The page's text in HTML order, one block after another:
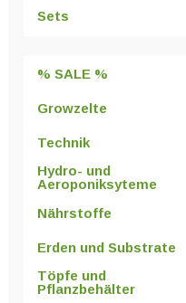
Sets
% SALE %
Growzelte
Technik
Hydro- und
Aeroponiksyteme
Nährstoffe
Erden und Substrate
Töpfe und
Pflanzbehälter